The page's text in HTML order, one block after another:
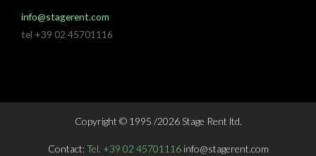
info@stagerent.com
tel +39 02 45701116
Copyright © 1995 /2026 Stage Rent ltd.
Contact:Tel. +39 02 45701116 info@stagerent.com